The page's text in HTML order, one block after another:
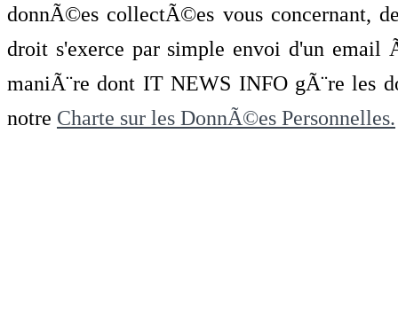
donnÃ©es collectÃ©es vous concernant,
droit s'exerce par simple envoi d'un
maniÃ¨re dont IT NEWS INFO gÃ¨re les
notre Charte sur les DonnÃ©es Personnelles.